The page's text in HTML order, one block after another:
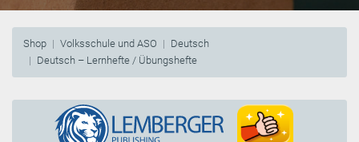
Shop Volksschule und ASO
Deutsch
Deutsch – Lernhefte / Übungshefte